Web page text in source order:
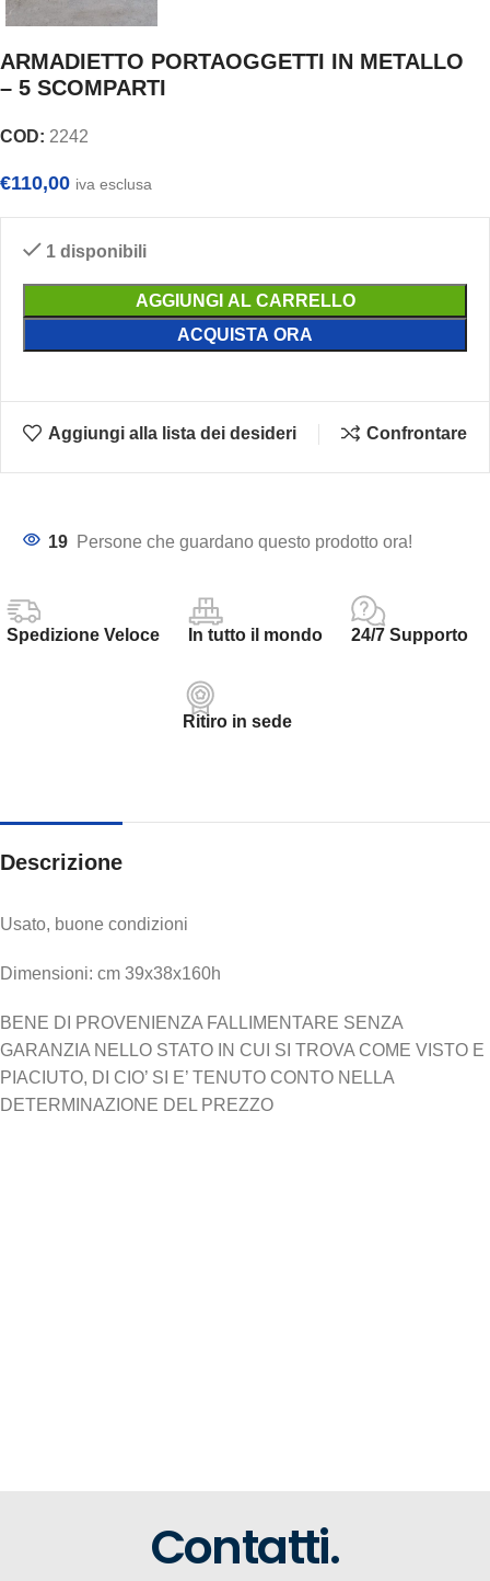
ARMADIETTO PORTAOGGETTI IN METALLO
– 5 SCOMPARTI
COD: 2242
€110,00 iva esclusa
1 disponibili
AGGIUNGI AL CARRELLO
ACQUISTA ORA
Aggiungi alla lista dei desideri Confrontare
19 Persone che guardano questo prodotto ora!
Spedizione Veloce In tutto il mondo 24/7 Supporto
Ritiro in sede
Descrizione
Usato, buone condizioni
Dimensioni: cm 39x38x160h
BENE DI PROVENIENZA FALLIMENTARE SENZA
GARANZIA NELLO STATO IN CUI SI TROVA COME VISTO E
PIACIUTO, DI CIO’ SI E’ TENUTO CONTO NELLA
DETERMINAZIONE DEL PREZZO
Contatti.